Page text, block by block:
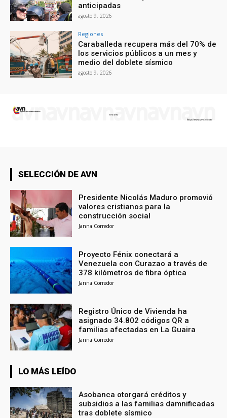
anticipadas
agosto 9, 2026
Regiones
Caraballeda recupera más del 70% de
los servicios públicos a un mes y
medio del doblete sísmico
agosto 9, 2026
SELECCIÓN DE AVN
Presidente Nicolás Maduro promovió
valores cristianos para la
construcción social
Janna Corredor
Proyecto Fénix conectará a
Venezuela con Curazao a través de
378 kilómetros de fibra óptica
Janna Corredor
Registro Único de Vivienda ha
asignado 34.802 códigos QR a
familias afectadas en La Guaira
Janna Corredor
LO MÁS LEÍDO
Asobanca otorgará créditos y
subsidios a las familias damnificadas
tras doblete sísmico